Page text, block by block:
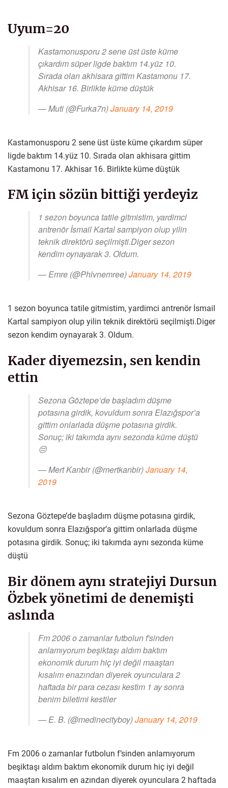
Uyum=20
Kastamonusporu 2 sene üst üste küme
çıkardım süper ligde baktım 14.yüz 10.
Sırada olan akhisara gittim Kastamonu 17.
Akhisar 16. Birlikte küme düştük
— Muti (@Furka7n)January 14, 2019
Kastamonusporu 2 sene üst üste küme çıkardım süper
ligde baktım 14.yüz 10. Sırada olan akhisara gittim
Kastamonu 17. Akhisar 16. Birlikte küme düştük
FM için sözün bittiği yerdeyiz
1 sezon boyunca tatile gitmistim, yardimci
antrenör İsmail Kartal sampiyon olup yilin
teknik direktörü seçilmişti.Diger sezon
kendim oynayarak 3. Oldum.
— Emre (@Phlvnemree)January 14, 2019
1 sezon boyunca tatile gitmistim, yardimci antrenör İsmail
Kartal sampiyon olup yilin teknik direktörü seçilmişti.Diger
sezon kendim oynayarak 3. Oldum.
Kader diyemezsin, sen kendin
ettin
Sezona Göztepe’de başladım düşme
potasına girdik, kovuldum sonra Elazığspor’a
gittim onlarlada düşme potasına girdik.
Sonuç; iki takımda aynı sezonda küme düştü
😔
— Mert Kanbir (@mertkanbir)January 14,
2019
Sezona Göztepe’de başladım düşme potasına girdik,
kovuldum sonra Elazığspor’a gittim onlarlada düşme
potasına girdik. Sonuç; iki takımda aynı sezonda küme
düştü
Bir dönem aynı stratejiyi Dursun
Özbek yönetimi de denemişti
aslında
Fm 2006 o zamanlar futbolun f'sinden
anlamıyorum beşiktaşı aldım baktım
ekonomik durum hiç iyi değil maaştan
kısalım enazından diyerek oyunculara 2
haftada bir para cezası kestim 1 ay sonra
benim biletimi kestiler
— E. B. (@medinecityboy)January 14, 2019
Fm 2006 o zamanlar futbolun f’sinden anlamıyorum
beşiktaşı aldım baktım ekonomik durum hiç iyi değil
maaştan kısalım en azından diyerek oyunculara 2 haftada